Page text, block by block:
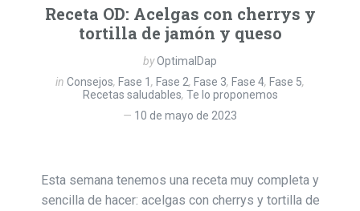
Receta OD: Acelgas con cherrys y
tortilla de jamón y queso
byOptimalDap
in Consejos, Fase 1 , Fase 2, Fase 3, Fase 4, Fase 5,
Recetas saludables, Te lo proponemos
10 de mayo de 2023
Esta semana tenemos una receta muy completa y
sencilla de hacer: acelgas con cherrys y tortilla de